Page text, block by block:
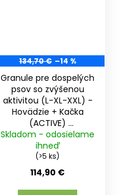
134,70 € –14 %
Granule pre dospelých
psov so zvýšenou
aktivitou (L-XL-XXL) -
Hovädzie + Kačka
27kg (3x9kg)
Skladom - odosielame
ihneď
(>5 ks)
114,90 €